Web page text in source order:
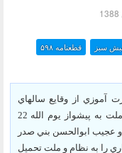
سبز
قطعنامه ۵۹۸
آموزي از وقايع سالهاي
آغازين پيروزي انقلاب اسلامي ، اين روزها كه ملت به پيشواز يوم الله 22
و عجيب ابوالحسن بني صدر
را به نظام و ملت تحميل